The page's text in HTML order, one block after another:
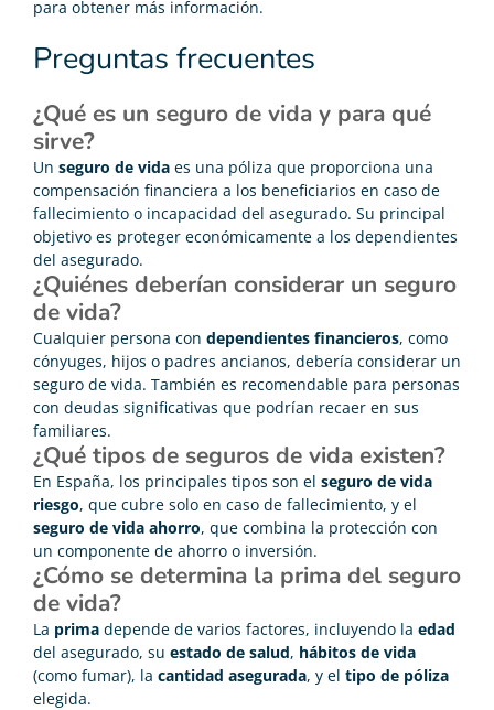
para obtener más información.
Preguntas frecuentes
¿Qué es un seguro de vida y para qué
sirve?
Un seguro de vida es una póliza que proporciona una
compensación financiera a los beneficiarios en caso de
fallecimiento o incapacidad del asegurado. Su principal
objetivo es proteger económicamente a los dependientes
del asegurado.
¿Quiénes deberían considerar un seguro
de vida?
Cualquier persona con dependientes financieros, como
cónyuges, hijos o padres ancianos, debería considerar un
seguro de vida. También es recomendable para personas
con deudas significativas que podrían recaer en sus
familiares.
¿Qué tipos de seguros de vida existen?
En España, los principales tipos son el seguro de vida
riesgo, que cubre solo en caso de fallecimiento, y el
seguro de vida ahorro, que combina la protección con
un componente de ahorro o inversión.
¿Cómo se determina la prima del seguro
de vida?
La prima depende de varios factores, incluyendo la edad
del asegurado, su estado de salud, hábitos de vida
(como fumar), la cantidad asegurada, y el tipo de póliza
elegida.